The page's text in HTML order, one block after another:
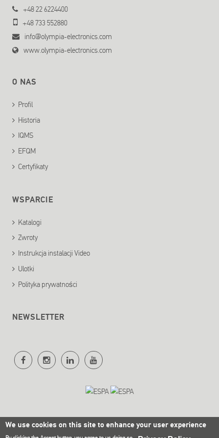
+48 22 6224400
+48 733 552880
info@olympia-electronics.com
www.olympia-electronics.com
O NAS
Profil
Historia
IQMS
EFQM
Certyfikaty
WSPARCIE
Katalogi
Zwroty
Instrukcja instalacji Video
Ulotki
Polityka prywatności
NEWSLETTER
We use cookies on this site to enhance your user experience